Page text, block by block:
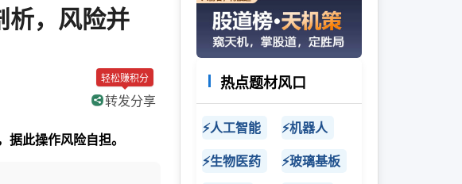
析，风险并
轻松赚积分
转发分享
此操作风险自担。
热点题材风口
⚡人工智能
⚡机器人
⚡生物医药
⚡玻璃基板